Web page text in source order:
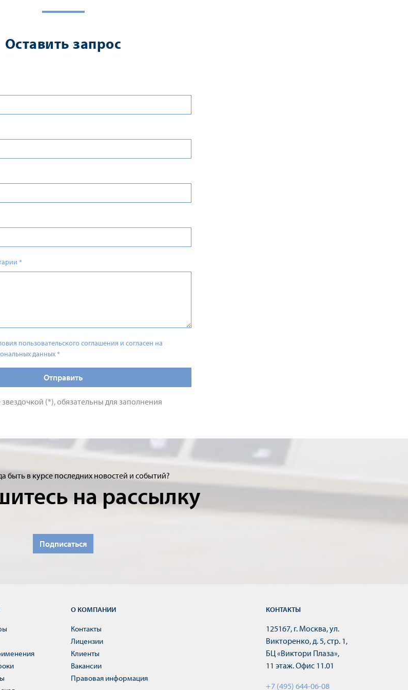
Оставить запрос
*
пользовательского соглашения и согласен на
данных*
Отправить
(*), обязательны для заполнения
быть в курсе последних новостей и событий?
на рассылку
Подписаться
О КОМПАНИИ
Контакты
Лицензии
Клиенты
Вакансии
Правовая информация
КОНТАКТЫ
125167, г. Москва, ул.
Викторенко, д. 5, стр. 1,
БЦ «Виктори Плаза»,
11 этаж. Офис 11.01
+7 (495) 644-06-08